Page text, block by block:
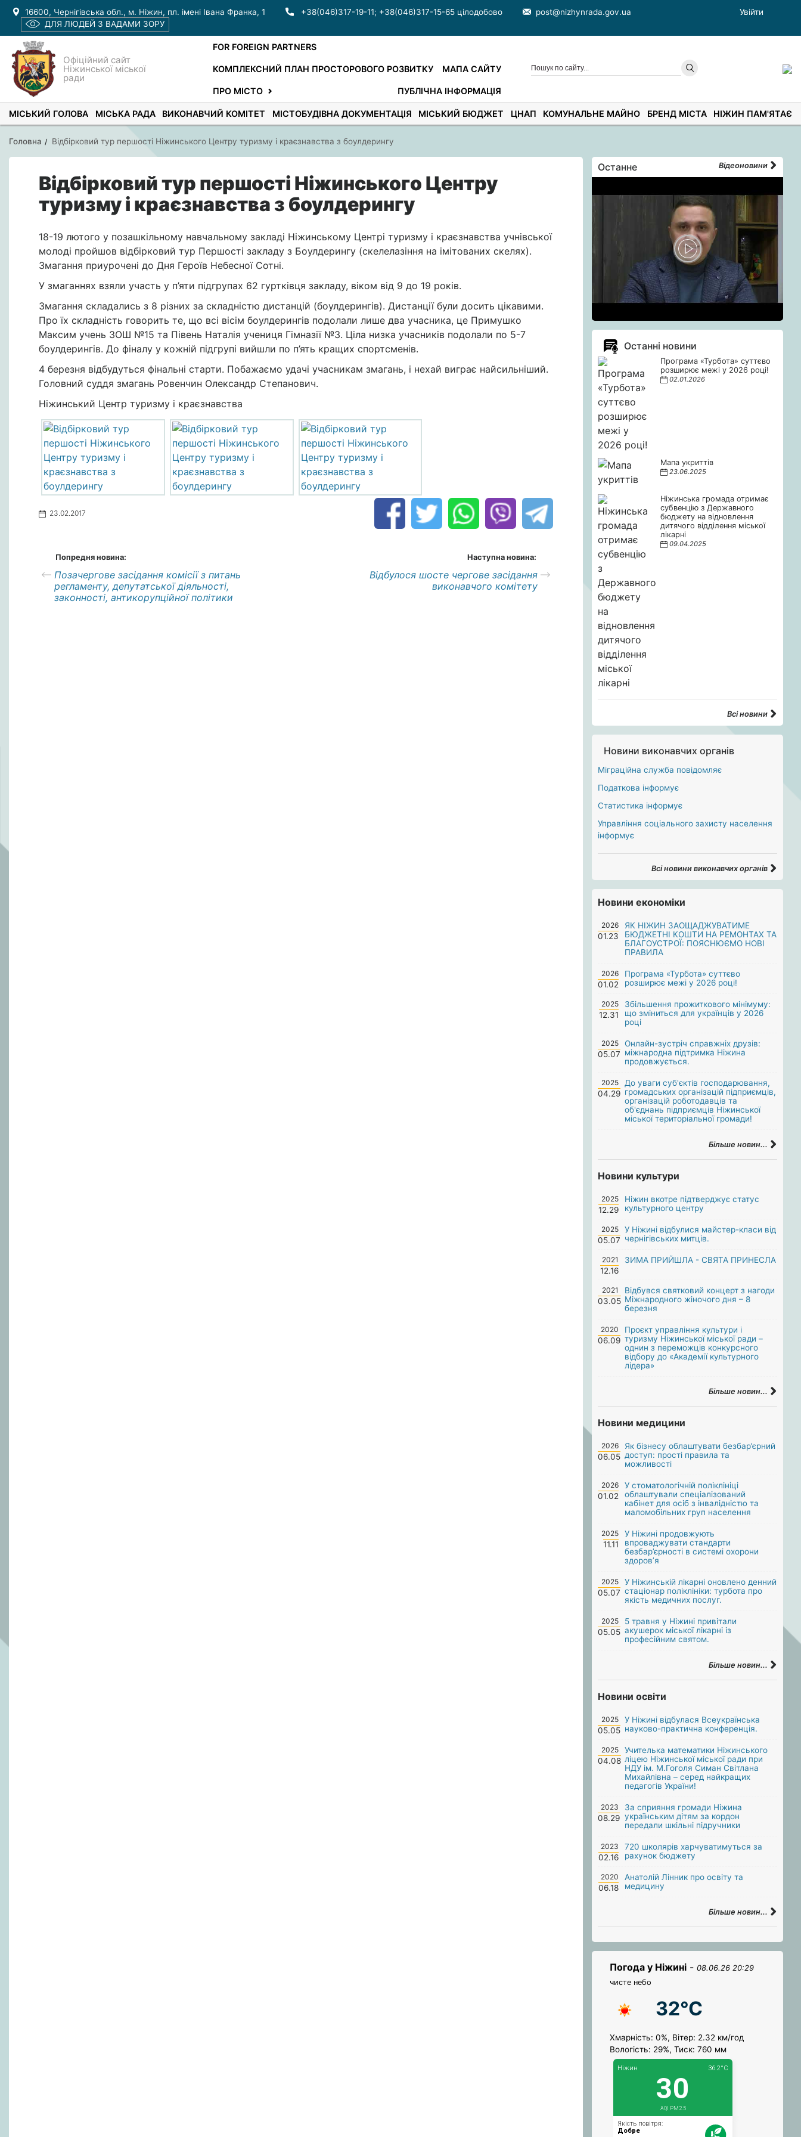
16600, Чернігівська обл., м. Ніжин, пл. імені Івана Франка, 1 +38(046)317-19-11; +38(046)317-15-65 цілодобово post@nizhynrada.gov.ua
Увійти
ДЛЯ ЛЮДЕЙ З ВАДАМИ ЗОРУ
Офіційний сайт
Ніжинської міської
ради
FOR FOREIGN PARTNERS
КОМПЛЕКСНИЙ ПЛАН ПРОСТОРОВОГО РОЗВИТКУ МАПА САЙТУ
ПРО МІСТО ПУБЛІЧНА ІНФОРМАЦІЯ
МІСЬКИЙ ГОЛОВА МІСЬКА РАДА ВИКОНАВЧИЙ КОМІТЕТ МІСТОБУДІВНА ДОКУМЕНТАЦІЯ МІСЬКИЙ БЮДЖЕТ ЦНАП КОМУНАЛЬНЕ МАЙНО БРЕНД МІСТА НІЖИН ПАМ'ЯТАЄ
Головна Відбірковий тур першості Ніжинського Центру туризму і краєзнавства з боулдерингу
Відбірковий тур першості Ніжинського Центру
туризму і краєзнавства з боулдерингу
18-19 лютого у позашкільному навчальному закладі Ніжинському Центрі туризму і краєзнавства учнівської
молоді пройшов відбірковий тур Першості закладу з Боулдерингу (скелелазіння на імітованих скелях).
Змагання приурочені до Дня Героїв Небесної Сотні.
У змаганнях взяли участь у п’яти підгрупах 62 гуртківця закладу, віком від 9 до 19 років.
Змагання складались з 8 різних за складністю дистанцій (боулдерингів). Дистанції були досить цікавими.
Про їх складність говорить те, що всі вісім боулдерингів подолали лише два учасника, це Примушко
Максим учень ЗОШ №15 та Півень Наталія учениця Гімназії №3. Ціла низка учасників подолали по 5-7
боулдерингів. До фіналу у кожній підгрупі вийшли по п’ять кращих спортсменів.
4 березня відбудуться фінальні старти. Побажаємо удачі учасникам змагань, і нехай виграє найсильніший.
Головний суддя змагань Ровенчин Олександр Степанович.
Ніжинський Центр туризму і краєзнавства
23.02.2017
Попредня новина:
Позачергове засідання комісії з питань
регламенту, депутатської діяльності,
законності, антикорупційної політики
Наступна новина:
Відбулося шосте чергове засідання
виконавчого комітету
Останне Відеоновини
Останні новини
Програма «Турбота» суттєво
розширює межі у 2026 році!
02.01.2026
Мапа укриттів
23.06.2025
Ніжинська громада отримає
субвенцію з Державного
бюджету на відновлення
дитячого відділення міської
лікарні
09.04.2025
Всі новини
Новини виконавчих органів
Міграційна служба повідомляє
Податкова інформує
Статистика інформує
Управління соціального захисту населення
інформує
Всі новини виконавчих органів
Новини економіки
2026
01.23
ЯК НІЖИН ЗАОЩАДЖУВАТИМЕ
БЮДЖЕТНІ КОШТИ НА РЕМОНТАХ ТА
БЛАГОУСТРОЇ: ПОЯСНЮЄМО НОВІ
ПРАВИЛА
2026
01.02
Програма «Турбота» суттєво
розширює межі у 2026 році!
2025
12.31
Збільшення прожиткового мінімуму:
що зміниться для українців у 2026
році
2025
05.07
Онлайн-зустріч справжніх друзів:
міжнародна підтримка Ніжина
продовжується.
2025
04.29
До уваги суб'єктів господарювання,
громадських організацій підприємців,
організацій роботодавців та
об'єднань підприємців Ніжинської
міської територіальної громади!
Більше новин...
Новини культури
2025
12.29
Ніжин вкотре підтверджує статус
культурного центру
2025
05.07
У Ніжині відбулися майстер-класи від
чернігівських митців.
2021
12.16
ЗИМА ПРИЙШЛА - СВЯТА ПРИНЕСЛА
2021
03.05
Відбувся святковий концерт з нагоди
Міжнародного жіночого дня – 8
березня
2020
06.09
Проєкт управління культури і
туризму Ніжинської міської ради –
однин з переможців конкурсного
відбору до «Академії культурного
лідера»
Більше новин...
Новини медицини
2026
06.05
Як бізнесу облаштувати безбар’єрний
доступ: прості правила та
можливості
2026
01.02
У стоматологічній поліклініці
облаштували спеціалізований
кабінет для осіб з інвалідністю та
маломобільних груп населення
2025
11.11
У Ніжині продовжують
впроваджувати стандарти
безбар’єрності в системі охорони
здоров’я
2025
05.07
У Ніжинській лікарні оновлено денний
стаціонар поліклініки: турбота про
якість медичних послуг.
2025
05.05
5 травня у Ніжині привітали
акушерок міської лікарні із
професійним святом.
Більше новин...
Новини освіти
2025
05.05
У Ніжині відбулася Всеукраїнська
науково-практична конференція.
2025
04.08
Учителька математики Ніжинського
ліцею Ніжинської міської ради при
НДУ ім. М.Гоголя Симан Світлана
Михайлівна – серед найкращих
педагогів України!
2023
08.29
За сприяння громади Ніжина
українським дітям за кордон
передали шкільні підручники
2023
02.16
720 школярів харчуватимуться за
рахунок бюджету
2020
06.18
Анатолій Лінник про освіту та
медицину
Більше новин...
Погода у Ніжині - 08.06.26 20:29
чисте небо
32°C
Хмарність: 0%, Вітер: 2.32 км/год
Вологість: 29%, Тиск: 760 мм